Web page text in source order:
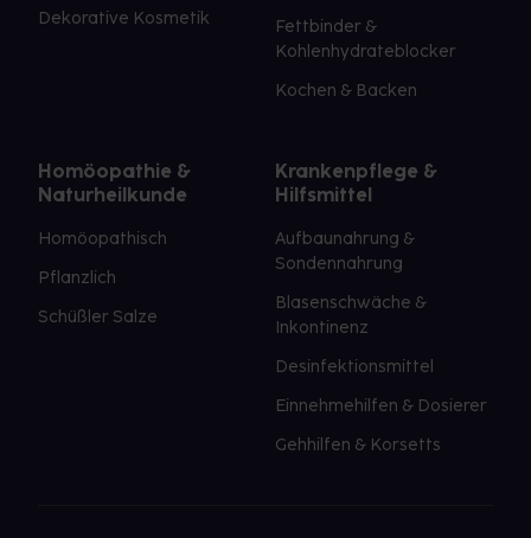
Dekorative Kosmetik
Fettbinder &
Kohlenhydrateblocker
Kochen & Backen
Homöopathie &
Naturheilkunde
Homöopathisch
Pflanzlich
Schüßler Salze
Krankenpflege &
Hilfsmittel
Aufbaunahrung &
Sondennahrung
Blasenschwäche &
Inkontinenz
Desinfektionsmittel
Einnehmehilfen & Dosierer
Gehhilfen & Korsetts